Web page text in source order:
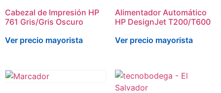
Cabezal de Impresión HP
761 Gris/Gris Oscuro
Ver precio mayorista
Alimentador Automático
HP DesignJet T200/T600
Ver precio mayorista